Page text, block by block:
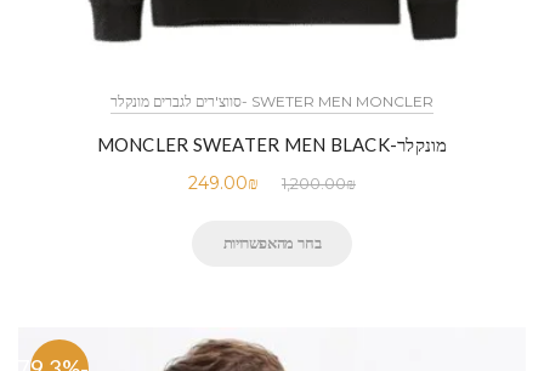
SWETER MEN MONCLER -סווצ'רים לגברים מונקלר
מונקלר-MONCLER SWEATER MEN BLACK
1,200.00₪
249.00₪
בחר מהאפשרויות